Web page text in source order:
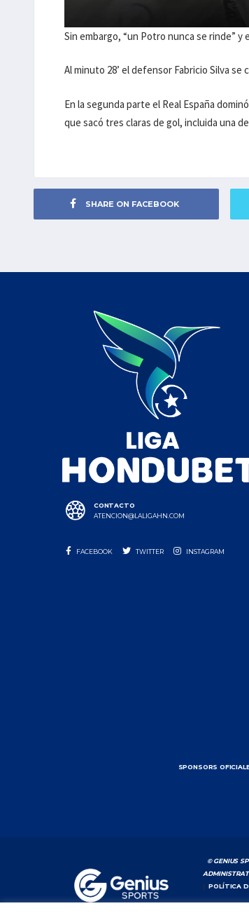
Sin embargo, “un Potro nunca se rinde”
Al minuto 28’ el defensor Fabricio Silva
En la segunda parte el Real España
que sacó tres claras de gol, incluida una de
SHARE ON FACEBOOK
CONTACTO
ATENCION@LALIGAHN.COM
FACEBOOK TWITTER INSTAGRAM
SPONSORS
© GENIUS
|POLÍTICA